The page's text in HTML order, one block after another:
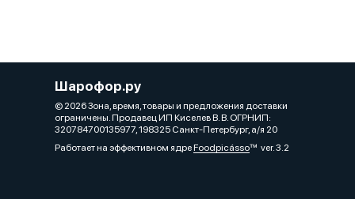
Шарофор.ру
© 2026 Зона, время, товары и предложения доставки
ограничены. Продавец ИП Киселев В. В. ОГРНИП:
320784700135977, 198325 Санкт-Петербург, а/я 20
Работает на эффективном ядреFoodpicássover. 3.2